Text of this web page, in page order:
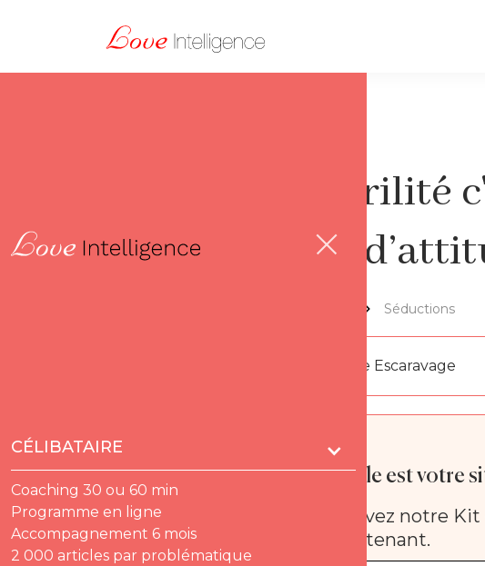
CÉLIBATAIRE
Coaching 30 ou 60 min
Programme en ligne
Accompagnement 6 mois
2 000 articles par problématique
La virilité
90%
Séductions
Florence Escaravage
Quelle est votre
Recevez notre
maintenant.